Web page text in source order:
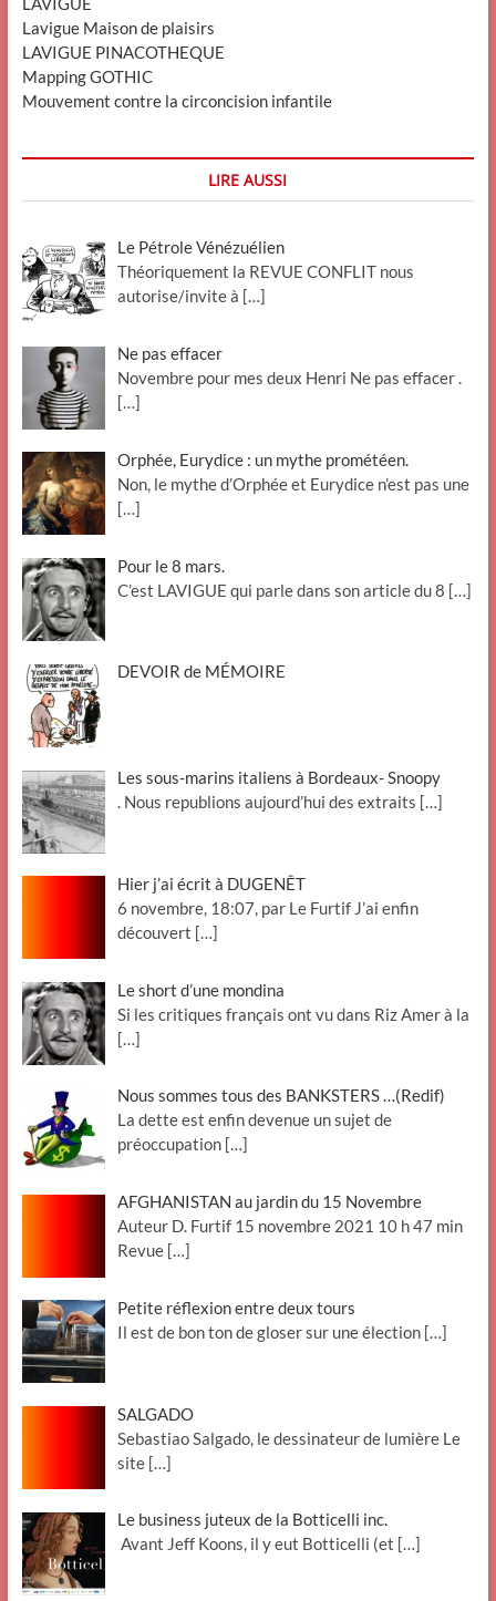
Lavigue Maison de plaisirs
LAVIGUE PINACOTHEQUE
Mapping GOTHIC
Mouvement contre la circoncision infantile
LIRE AUSSI
Le Pétrole Vénézuélien
Théoriquement la REVUE CONFLIT nous
autorise/invite à […]
Ne pas effacer
Novembre pour mes deux Henri Ne pas effacer .
[…]
Orphée, Eurydice : un mythe prométéen.
Non, le mythe d’Orphée et Eurydice n’est pas une
[…]
Pour le 8 mars.
C’est LAVIGUE qui parle dans son article du 8 […]
DEVOIR de MÉMOIRE
Les sous-marins italiens à Bordeaux- Snoopy
. Nous republions aujourd’hui des extraits […]
Hier j’ai écrit à DUGENÊT
6 novembre, 18:07, par Le Furtif J’ai enfin
découvert […]
Le short d’une mondina
Si les critiques français ont vu dans Riz Amer à la
[…]
Nous sommes tous des BANKSTERS …(Redif)
La dette est enfin devenue un sujet de
préoccupation […]
AFGHANISTAN au jardin du 15 Novembre
Auteur D. Furtif 15 novembre 2021 10 h 47 min
Revue […]
Petite réflexion entre deux tours
Il est de bon ton de gloser sur une élection […]
SALGADO
Sebastiao Salgado, le dessinateur de lumière Le
site […]
Le business juteux de la Botticelli inc.
Avant Jeff Koons, il y eut Botticelli (et […]